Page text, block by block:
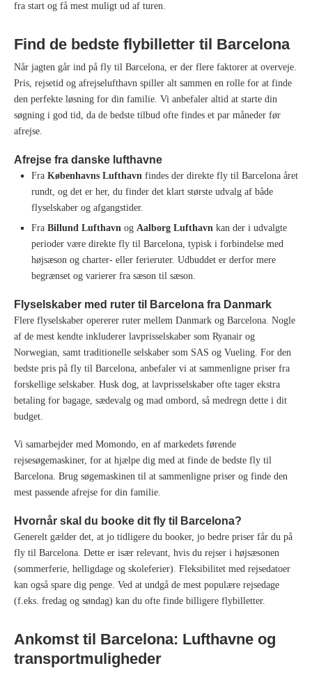
fra start og få mest muligt ud af turen.
Find de bedste flybilletter til Barcelona
Når jagten går ind på fly til Barcelona, er der flere faktorer at overveje.
Pris, rejsetid og afrejselufthavn spiller alt sammen en rolle for at finde
den perfekte løsning for din familie. Vi anbefaler altid at starte din
søgning i god tid, da de bedste tilbud ofte findes et par måneder før
afrejse.
Afrejse fra danske lufthavne
Fra Københavns Lufthavn findes der direkte fly til Barcelona året
rundt, og det er her, du finder det klart største udvalg af både
flyselskaber og afgangstider.
Fra Billund Lufthavn og Aalborg Lufthavn kan der i udvalgte
perioder være direkte fly til Barcelona, typisk i forbindelse med
højsæson og charter- eller ferieruter. Udbuddet er derfor mere
begrænset og varierer fra sæson til sæson.
Flyselskaber med ruter til Barcelona fra Danmark
Flere flyselskaber opererer ruter mellem Danmark og Barcelona. Nogle
af de mest kendte inkluderer lavprisselskaber som Ryanair og
Norwegian, samt traditionelle selskaber som SAS og Vueling. For den
bedste pris på fly til Barcelona, anbefaler vi at sammenligne priser fra
forskellige selskaber. Husk dog, at lavprisselskaber ofte tager ekstra
betaling for bagage, sædevalg og mad ombord, så medregn dette i dit
budget.
Vi samarbejder med Momondo, en af markedets førende
rejsesøgemaskiner, for at hjælpe dig med at finde de bedste fly til
Barcelona. Brug søgemaskinen til at sammenligne priser og finde den
mest passende afrejse for din familie.
Hvornår skal du booke dit fly til Barcelona?
Generelt gælder det, at jo tidligere du booker, jo bedre priser får du på
fly til Barcelona. Dette er især relevant, hvis du rejser i højsæsonen
(sommerferie, helligdage og skoleferier). Fleksibilitet med rejsedatoer
kan også spare dig penge. Ved at undgå de mest populære rejsedage
(f.eks. fredag og søndag) kan du ofte finde billigere flybilletter.
Ankomst til Barcelona: Lufthavne og
transportmuligheder